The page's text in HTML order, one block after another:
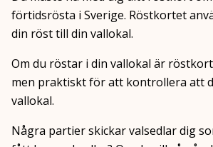
förtidsrösta i Sverige. Röstkortet
din röst till din vallokal.
Om du röstar i din vallokal är
men praktiskt för att kontrollera att
vallokal.
Några partier skickar valsedlar dig